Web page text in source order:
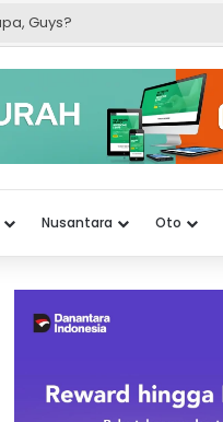
Nusantara Oto